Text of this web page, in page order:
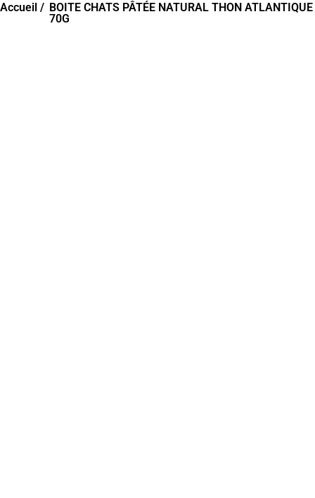
Accueil / BOITE CHATS PÂTÉE NATURAL THON ATLANTIQUE
70G